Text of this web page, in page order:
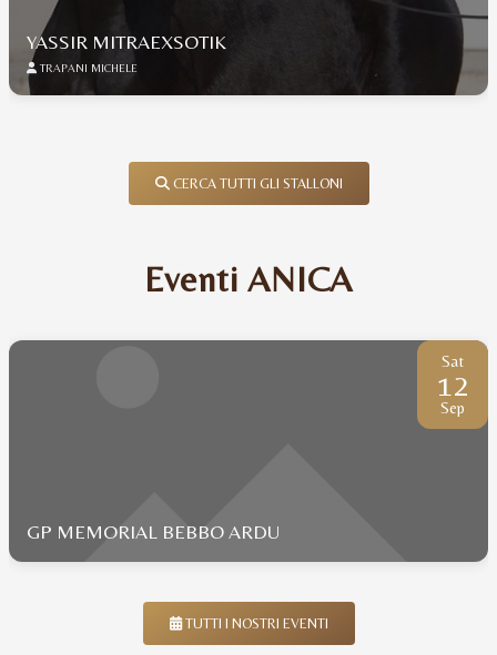
YASSIR MITRAEXSOTIK
TRAPANI MICHELE
CERCA TUTTI GLI STALLONI
Eventi ANICA
Sat
12
Sep
GP MEMORIAL BEBBO ARDU
TUTTI I NOSTRI EVENTI